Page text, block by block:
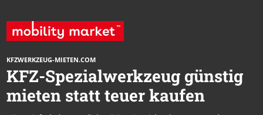
KFZWERKZEUG-MIETEN.COM
KFZ-Spezialwerkzeug günstig
mieten statt teuer kaufen